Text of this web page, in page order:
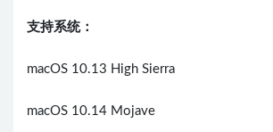
支持系统：
macOS 10.13 High Sierra
macOS 10.14 Mojave